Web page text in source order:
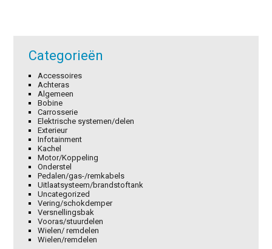
Categorieën
Accessoires
Achteras
Algemeen
Bobine
Carrosserie
Elektrische systemen/delen
Exterieur
Infotainment
Kachel
Motor/Koppeling
Onderstel
Pedalen/gas-/remkabels
Uitlaatsysteem/brandstoftank
Uncategorized
Vering/schokdemper
Versnellingsbak
Vooras/stuurdelen
Wielen/ remdelen
Wielen/remdelen